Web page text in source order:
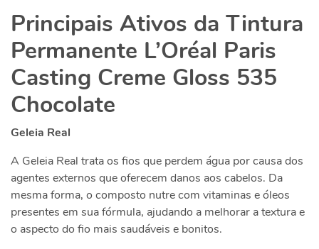
Principais Ativos da Tintura
Permanente L’Oréal Paris
Casting Creme Gloss 535
Chocolate
Geleia Real
A Geleia Real trata os fios que perdem água por causa dos
agentes externos que oferecem danos aos cabelos. Da
mesma forma, o composto nutre com vitaminas e óleos
presentes em sua fórmula, ajudando a melhorar a textura e
o aspecto do fio mais saudáveis e bonitos.